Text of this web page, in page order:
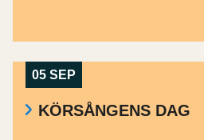
05 SEP
KÖRSÅNGENS DAG